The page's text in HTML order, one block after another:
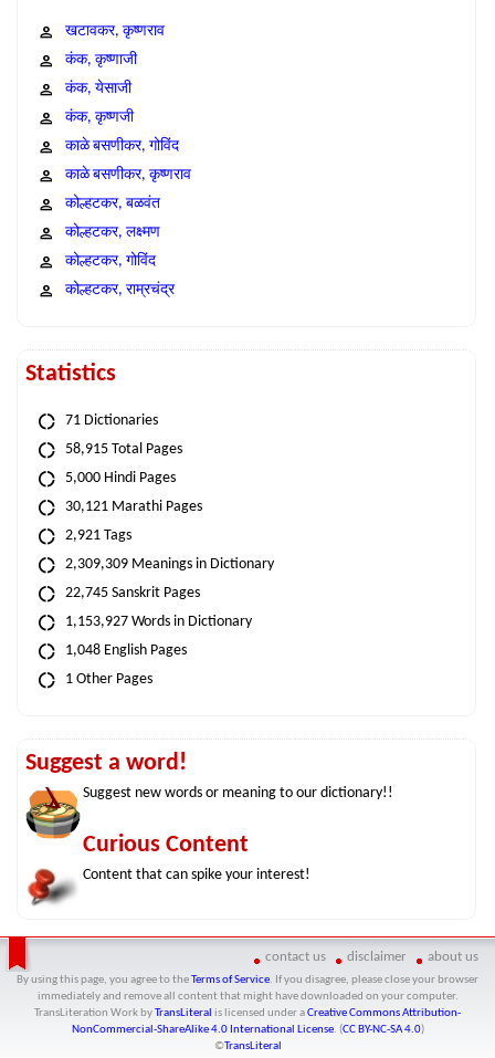
खटावकर, कृष्णराव
कंक, कृष्णाजी
कंक, येसाजी
कंक, कृष्णजी
काळे बसणीकर, गोविंद
काळे बसणीकर, कृष्णराव
कोल्हटकर, बळवंत
कोल्हटकर, लक्ष्मण
कोल्हटकर, गोविंद
कोल्हटकर, राम्रचंद्र
Statistics
71 Dictionaries
58,915 Total Pages
5,000 Hindi Pages
30,121 Marathi Pages
2,921 Tags
2,309,309 Meanings in Dictionary
22,745 Sanskrit Pages
1,153,927 Words in Dictionary
1,048 English Pages
1 Other Pages
Suggest a word!
Suggest new words or meaning to our dictionary!!
Curious Content
Content that can spike your interest!
contact us disclaimer about us
By using this page, you agree to the Terms of Service. If you disagree, please close your browser
immediately and remove all content that might have downloaded on your computer.
TransLiteration Workby TransLiteral is licensed under aCreative Commons Attribution-
NonCommercial-ShareAlike 4.0 International License. (CC BY-NC-SA 4.0)
©TransLiteral